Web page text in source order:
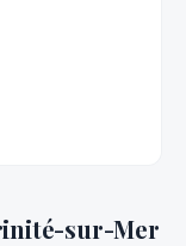
sur-Mer